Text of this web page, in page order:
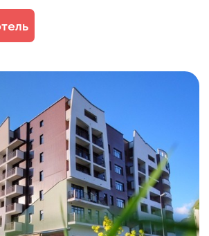
отель для перезагрузки